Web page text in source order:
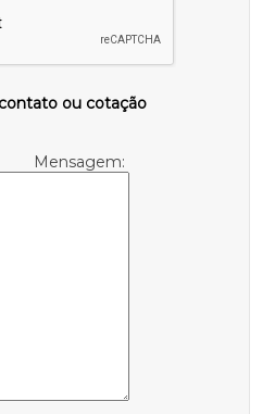
ou cotação
Mensagem: